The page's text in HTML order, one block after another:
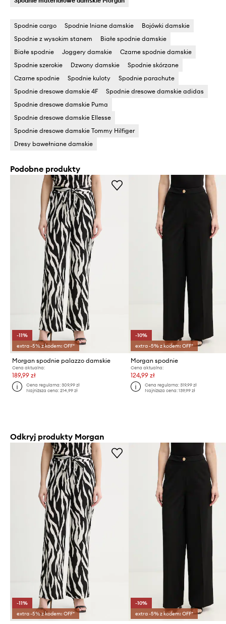
Spodnie cargo Spodnie lniane damskie
Bojówki damskie
Spodnie z wysokim stanem
Białe spodnie damskie
Białe spodnie
Joggery damskie
Czarne spodnie damskie
Spodnie szerokie
Dzwony damskie
Spodnie skórzane
Czarne spodnie
Spodnie kuloty
Spodnie parachute
Spodnie dresowe damskie 4F
Spodnie dresowe damskie adidas
Spodnie dresowe damskie Puma
Spodnie dresowe damskie Ellesse
Spodnie dresowe damskie Tommy Hilfiger
Dresy bawełniane damskie
Podobne produkty
-11%
extra -5% z kodem: OFF*
Morgan spodnie palazzo damskie
Cena aktualna:
189,99 zł
Cena regularna:309,99 zł
Najniższa cena:214,99 zł
-10%
extra -5% z kodem: OFF*
Morgan spodnie
Cena aktualna:
124,99 zł
Cena regularna: 319,99 zł
Najniższa cena: 139,99 zł
Odkryj produkty Morgan
-11%
extra -5% z kodem: OFF*
-10%
extra -5% z kodem: OFF*